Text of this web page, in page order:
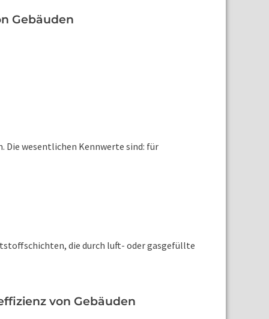
Gebäuden
Die wesentlichen Kennwerte sind: für
die durch luft- oder gasgefüllte
von Gebäuden